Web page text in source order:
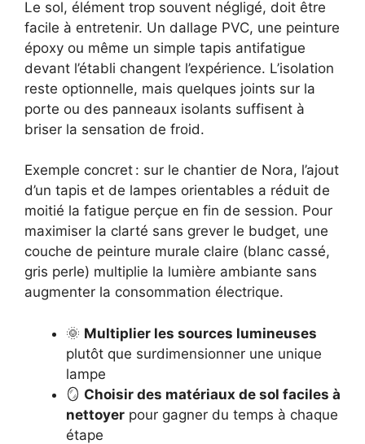
Le sol, élément trop souvent négligé, doit être
facile à entretenir. Un dallage PVC, une peinture
époxy ou même un simple tapis antifatigue
devant l’établi changent l’expérience. L’isolation
reste optionnelle, mais quelques joints sur la
porte ou des panneaux isolants suffisent à
briser la sensation de froid.
Exemple concret : sur le chantier de Nora, l’ajout
d’un tapis et de lampes orientables a réduit de
moitié la fatigue perçue en fin de session. Pour
maximiser la clarté sans grever le budget, une
couche de peinture murale claire (blanc cassé,
gris perle) multiplie la lumière ambiante sans
augmenter la consommation électrique.
🌞 Multiplier les sources lumineuses
plutôt que surdimensionner une unique
lampe
🪞 Choisir des matériaux de sol faciles à
nettoyer pour gagner du temps à chaque
étape